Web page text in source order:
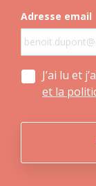
Adresse email
J’ai lu et
et la